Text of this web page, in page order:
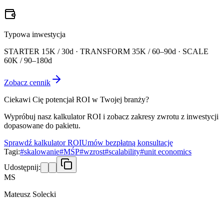
Typowa inwestycja
STARTER 15K / 30d · TRANSFORM 35K / 60–90d · SCALE
60K / 90–180d
Zobacz cennik
Ciekawi Cię potencjał ROI w Twojej branży?
Wypróbuj nasz kalkulator ROI i zobacz zakresy zwrotu z inwestycji
dopasowane do pakietu.
Sprawdź kalkulator ROIUmów bezpłatną konsultację
Tagi:#skalowanie#MŚP#wzrost#scalability#unit economics
Udostępnij:
MS
Mateusz Solecki